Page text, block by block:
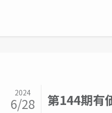
第144期有
2024
6/28